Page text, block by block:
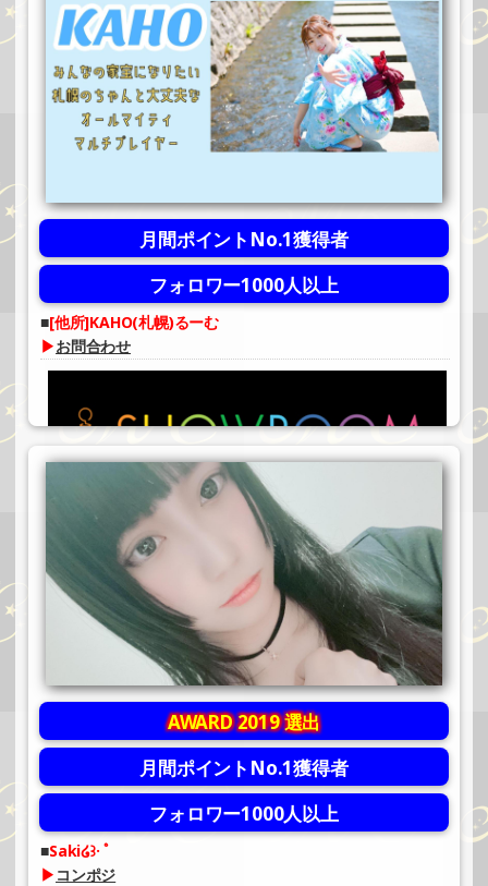
月間ポイントNo.1獲得者
フォロワー1000人以上
[他所]KAHO(札幌)るーむ
▶お問合わせ
AWARD 2019 選出
月間ポイントNo.1獲得者
フォロワー1000人以上
Saki໒꒱· ﾟ
▶ コンポジ